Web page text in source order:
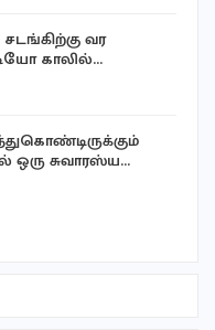
வர
காலில்…
ஒரு சுவாரஸ்ய…